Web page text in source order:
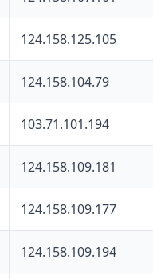
124.158.125.105
124.158.104.79
103.71.101.194
124.158.109.181
124.158.109.177
124.158.109.194